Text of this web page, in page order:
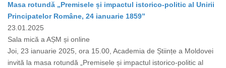
Masa rotundă „Premisele și impactul istorico-politic al Unirii
Principatelor Române, 24 ianuarie 1859”
23.01.2025
Sala mică a AȘM și online
Joi, 23 ianuarie 2025, ora 15.00, Academia de Științe a Moldovei
invită la masa rotundă „Premisele și impactul istorico-politic al